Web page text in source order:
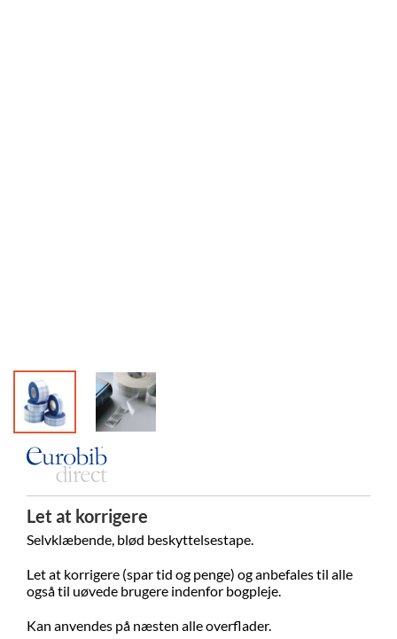
Let at korrigere
Selvklæbende, blød beskyttelsestape.
Let at korrigere (spar tid og penge) og anbefales til alle
også til uøvede brugere indenfor bogpleje.
Kan anvendes på næsten alle overflader.